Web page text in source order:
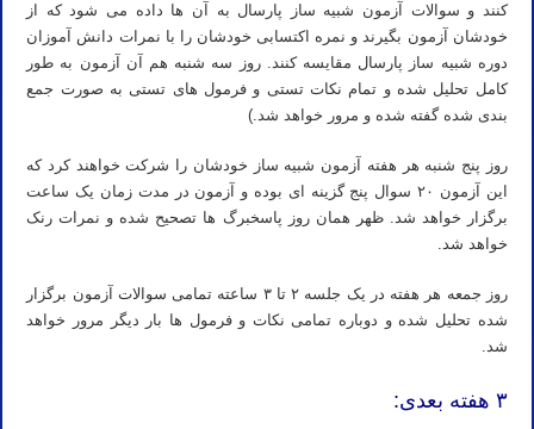
کنند و سوالات آزمون شبیه ساز پارسال به آن ها داده می شود که از
خودشان آزمون بگیرند و نمره اکتسابی خودشان را با نمرات دانش آموزان
دوره شبیه ساز پارسال مقایسه کنند. روز سه شنبه هم آن آزمون به طور
کامل تحلیل شده و تمام نکات تستی و فرمول های تستی به صورت جمع
بندی شده گفته شده و مرور خواهد شد.)
روز پنج شنبه هر هفته آزمون شبیه ساز خودشان را شرکت خواهند کرد که
این آزمون ۲۰ سوال پنج گزینه ای بوده و آزمون در مدت زمان یک ساعت
برگزار خواهد شد. ظهر همان روز پاسخبرگ ها تصحیح شده و نمرات رنک
خواهد شد.
روز جمعه هر هفته در یک جلسه ۲ تا ۳ ساعته تمامی سوالات آزمون برگزار
شده تحلیل شده و دوباره تمامی نکات و فرمول ها بار دیگر مرور خواهد
شد.
۳ هفته بعدی: